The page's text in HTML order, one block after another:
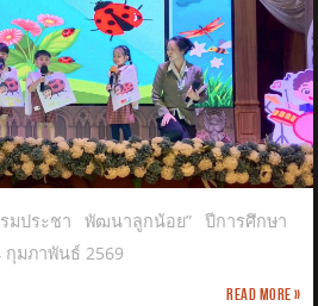
รมประชา พัฒนาลูกน้อย” ปีการศึกษา
กุมภาพันธ์ 2569
Read more »